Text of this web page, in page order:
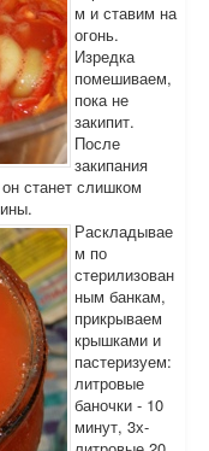
м и ставим на
огонь.
Изредка
помешиваем,
пока не
закипит.
После
закипания
станет слишком
Раскладывае
м по
стерилизован
ным банкам,
прикрываем
крышками и
пастеризуем:
литровые
баночки - 10
минут, 3х-